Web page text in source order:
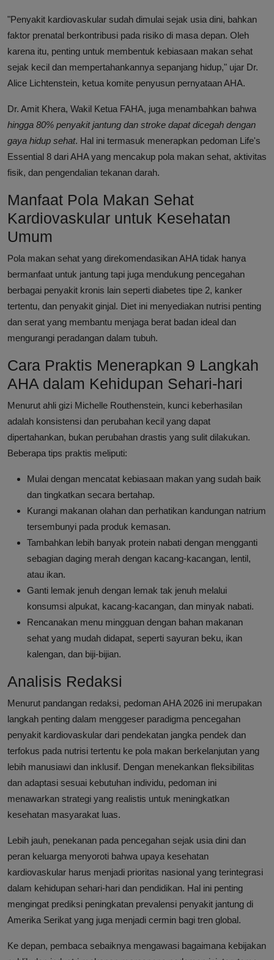
"Penyakit kardiovaskular sudah dimulai sejak usia dini, bahkan
faktor prenatal berkontribusi pada risiko di masa depan. Oleh
karena itu, penting untuk membentuk kebiasaan makan sehat
sejak kecil dan mempertahankannya sepanjang hidup," ujar Dr.
Alice Lichtenstein, ketua komite penyusun pernyataan AHA.
Dr. Amit Khera, Wakil Ketua FAHA, juga menambahkan bahwa
hingga 80% penyakit jantung dan stroke dapat dicegah dengan
gaya hidup sehat. Hal ini termasuk menerapkan pedoman Life's
Essential 8 dari AHA yang mencakup pola makan sehat, aktivitas
fisik, dan pengendalian tekanan darah.
Manfaat Pola Makan Sehat
Kardiovaskular untuk Kesehatan
Umum
Pola makan sehat yang direkomendasikan AHA tidak hanya
bermanfaat untuk jantung tapi juga mendukung pencegahan
berbagai penyakit kronis lain seperti diabetes tipe 2, kanker
tertentu, dan penyakit ginjal. Diet ini menyediakan nutrisi penting
dan serat yang membantu menjaga berat badan ideal dan
mengurangi peradangan dalam tubuh.
Cara Praktis Menerapkan 9 Langkah
AHA dalam Kehidupan Sehari-hari
Menurut ahli gizi Michelle Routhenstein, kunci keberhasilan
adalah konsistensi dan perubahan kecil yang dapat
dipertahankan, bukan perubahan drastis yang sulit dilakukan.
Beberapa tips praktis meliputi:
Mulai dengan mencatat kebiasaan makan yang sudah baik
dan tingkatkan secara bertahap.
Kurangi makanan olahan dan perhatikan kandungan natrium
tersembunyi pada produk kemasan.
Tambahkan lebih banyak protein nabati dengan mengganti
sebagian daging merah dengan kacang-kacangan, lentil,
atau ikan.
Ganti lemak jenuh dengan lemak tak jenuh melalui
konsumsi alpukat, kacang-kacangan, dan minyak nabati.
Rencanakan menu mingguan dengan bahan makanan
sehat yang mudah didapat, seperti sayuran beku, ikan
kalengan, dan biji-bijian.
Analisis Redaksi
Menurut pandangan redaksi, pedoman AHA 2026 ini merupakan
langkah penting dalam menggeser paradigma pencegahan
penyakit kardiovaskular dari pendekatan jangka pendek dan
terfokus pada nutrisi tertentu ke pola makan berkelanjutan yang
lebih manusiawi dan inklusif. Dengan menekankan fleksibilitas
dan adaptasi sesuai kebutuhan individu, pedoman ini
menawarkan strategi yang realistis untuk meningkatkan
kesehatan masyarakat luas.
Lebih jauh, penekanan pada pencegahan sejak usia dini dan
peran keluarga menyoroti bahwa upaya kesehatan
kardiovaskular harus menjadi prioritas nasional yang terintegrasi
dalam kehidupan sehari-hari dan pendidikan. Hal ini penting
mengingat prediksi peningkatan prevalensi penyakit jantung di
Amerika Serikat yang juga menjadi cermin bagi tren global.
Ke depan, pembaca sebaiknya mengawasi bagaimana kebijakan